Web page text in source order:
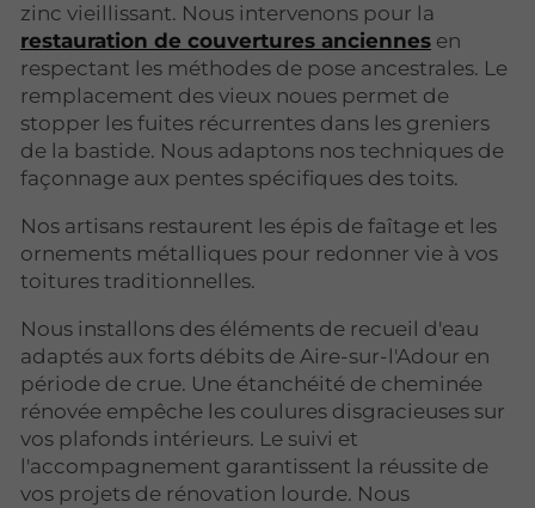
zinc vieillissant. Nous intervenons pour la
restauration de couvertures anciennes en
respectant les méthodes de pose ancestrales. Le
remplacement des vieux noues permet de
stopper les fuites récurrentes dans les greniers
de la bastide. Nous adaptons nos techniques de
façonnage aux pentes spécifiques des toits.
Nos artisans restaurent les épis de faîtage et les
ornements métalliques pour redonner vie à vos
toitures traditionnelles.
Nous installons des éléments de recueil d'eau
adaptés aux forts débits de Aire-sur-l'Adour en
période de crue. Une étanchéité de cheminée
rénovée empêche les coulures disgracieuses sur
vos plafonds intérieurs. Le suivi et
l'accompagnement garantissent la réussite de
vos projets de rénovation lourde. Nous